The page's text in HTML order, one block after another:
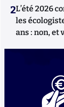
2L’été 2026
les
ans : non, et